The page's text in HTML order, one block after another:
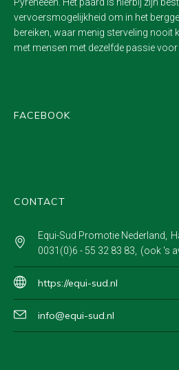
vervoersmogelijkheid om in het
bereiken, waar menig sterveling nooit
met mensen met dezelfde passie
FACEBOOK
CONTACT
Equi-Sud Promotie Nederland
0031(0)6 - 55 32 83 83
(ook 's
https://equi-sud.nl
info@equi-sud.nl